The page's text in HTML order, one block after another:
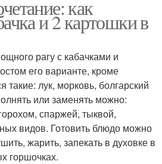
как
и 2 картошки в
рагу с кабачками и
его варианте, кроме
такие: лук, морковь, болгарский
или заменять можно:
спаржей, тыквой,
видов. Готовить блюдо можно
жарить, запекать в духовке в
горшочках.